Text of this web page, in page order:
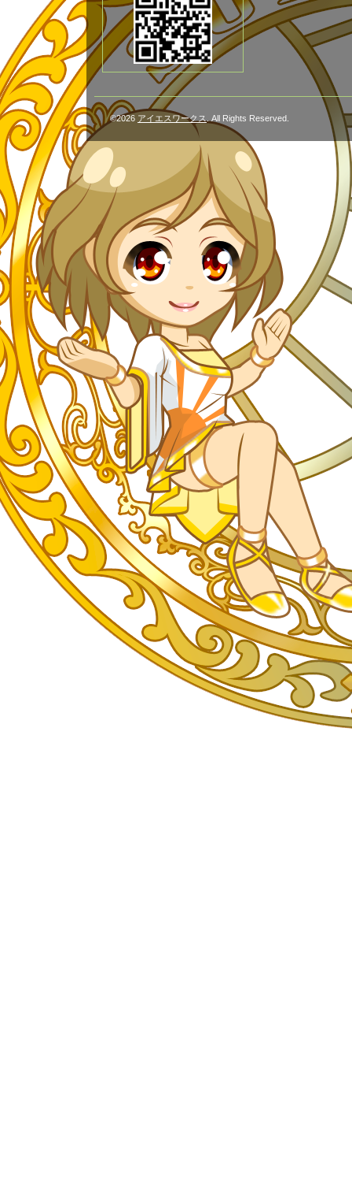
©2026 アイエスワークス . All Rights Reserved.